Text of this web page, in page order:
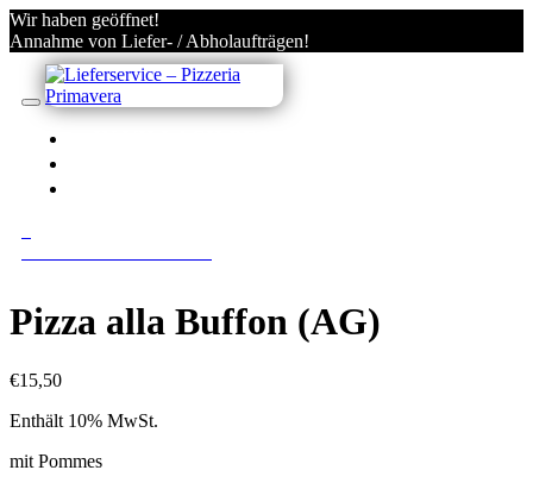
Wir haben geöffnet!
Annahme von Liefer- / Abholaufträgen!
Pizza alla Buffon (AG)
€15,50
Enthält 10% MwSt.
mit Pommes